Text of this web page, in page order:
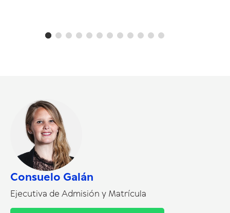
Consuelo Galán
Ejecutiva de Admisión y Matrícula